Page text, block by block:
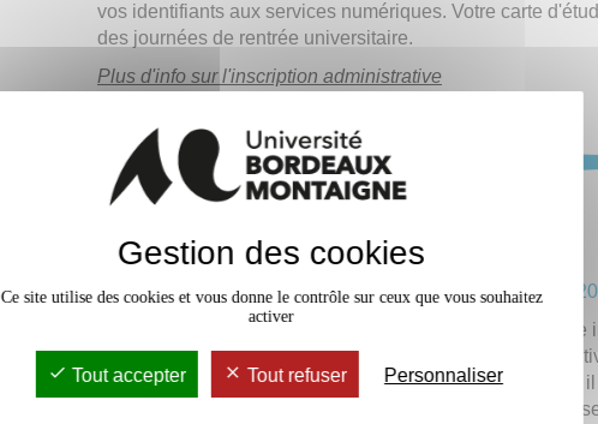
vos identifiants aux services numériques. Votre carte
des journées de rentrée universitaire.
Plus d'info sur l'inscription administrative
Actualités de rentrée
Activez votre compte numérique !
Du1 juillet
Suite à
pensez à
numérique :
accès à
Gestion des cookies
Ce site utilise des cookies et vous donne le contrôle sur ceux que vous souhaitez
activer
Tout accepter Tout refuser Personnaliser